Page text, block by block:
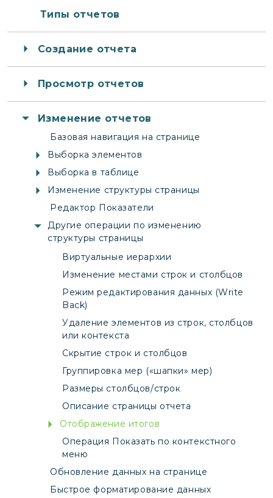
Типы отчетов
Создание отчета
Просмотр отчетов
Изменение отчетов
Базовая навигация на странице
Выборка элементов
Выборка в таблице
Изменение структуры страницы
Редактор Показатели
Другие операции по изменению
структуры страницы
Виртуальные иерархии
Изменение местами строк и столбцов
Режим редактирования данных (Write
Back)
Удаление элементов из строк, столбцов
или контекста
Скрытие строк и столбцов
Группировка мер («шапки» мер)
Размеры столбцов/строк
Описание страницы отчета
Отображение итогов
Операция Показать по контекстного
меню
Обновление данных на странице
Быстрое форматирование данных